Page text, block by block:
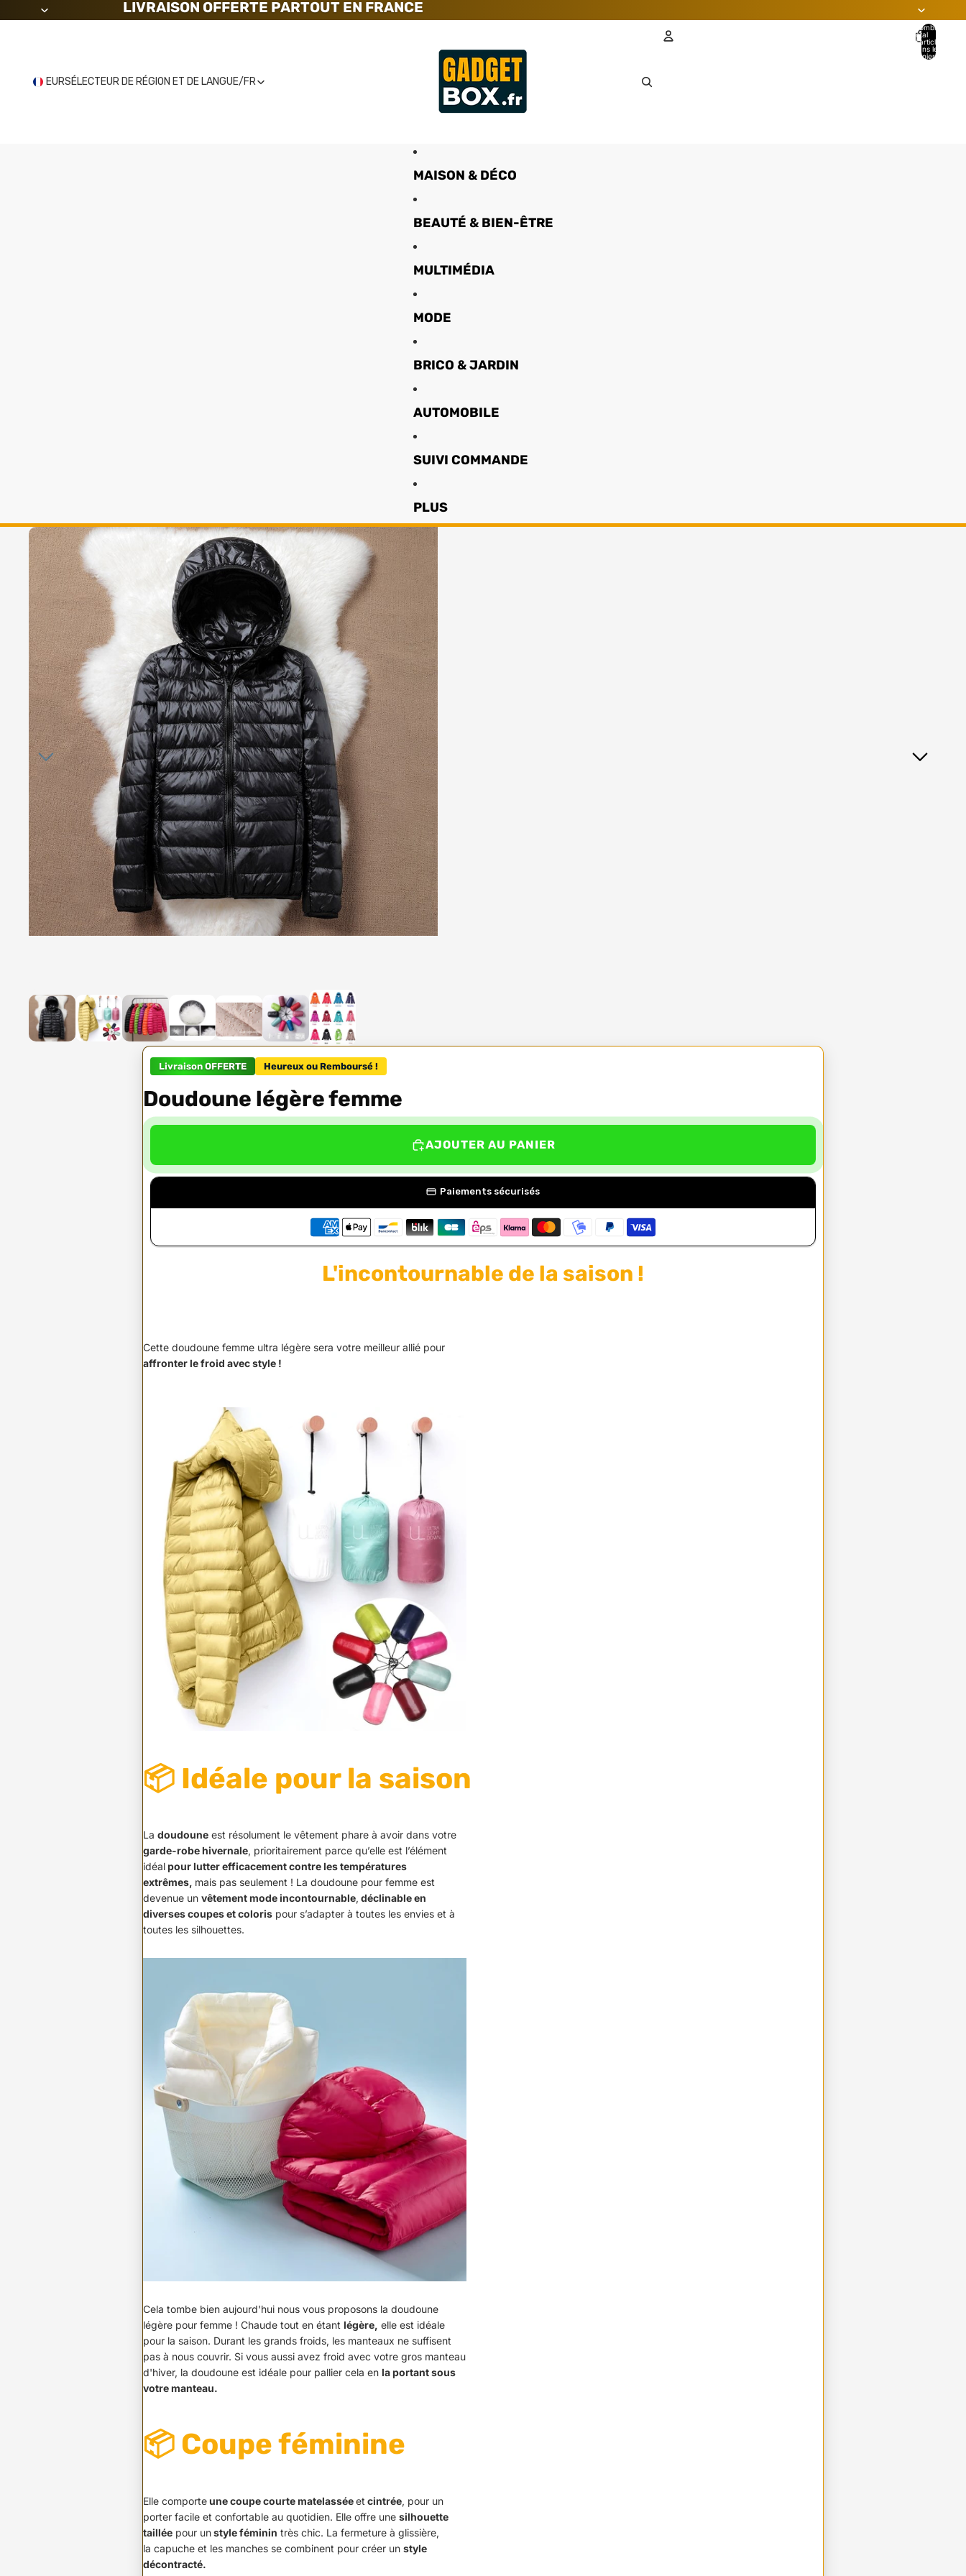
LIVRAISON OFFERTE PARTOUT EN FRANCE
EURSÉLECTEUR DE RÉGION ET DE LANGUE/FR
Nombre
total
d’articles
dans le
panier: 0
MAISON & DÉCO
BEAUTÉ & BIEN-ÊTRE
MULTIMÉDIA
MODE
BRICO & JARDIN
AUTOMOBILE
SUIVI COMMANDE
PLUS
Livraison OFFERTE Heureux ou Remboursé !
Doudoune légère femme
AJOUTER AU PANIER
Paiements sécurisés
L'incontournable de la saison !
Cette doudoune femme ultra légère sera votre meilleur allié pour
affronter le froid avec style !
📦 Idéale pour la saison
La doudoune est résolument le vêtement phare à avoir dans votre
garde-robe hivernale, prioritairement parce qu’elle est l’élément
idéalpour lutter efficacement contre les températures
extrêmes, mais pas seulement ! La doudoune pour femme est
devenue un vêtement mode incontournable, déclinable en
diverses coupes et coloris pour s’adapter à toutes les envies et à
toutes les silhouettes.
Cela tombe bien aujourd'hui nous vous proposons la doudoune
légère pour femme ! Chaude tout en étant légère, elle est idéale
pour la saison. Durant les grands froids, les manteaux ne suffisent
pas à nous couvrir. Si vous aussi avez froid avec votre gros manteau
d'hiver, la doudoune est idéale pour pallier cela en la portant sous
votre manteau.
📦 Coupe féminine
Elle comporteune coupe courte matelasséeet cintrée, pour un
porter facile et confortable au quotidien. Elle offre une silhouette
taillée pour unstyle féminin très chic. La fermeture à glissière,
la capuche et les manches se combinent pour créer un style
décontracté.